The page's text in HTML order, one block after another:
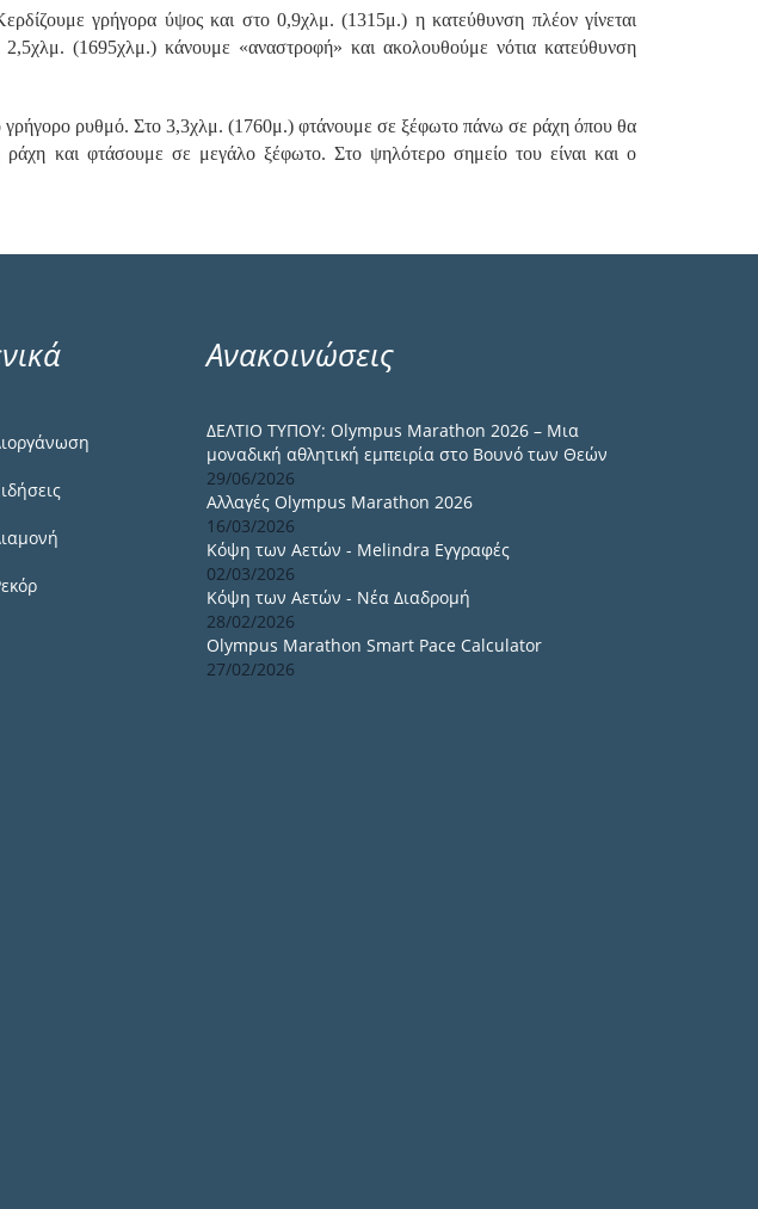
γρήγορα ύψος και στο 0,9χλμ. (1315μ.) η κατεύθυνση πλέον γίνεται
(1695χλμ.) κάνουμε «αναστροφή» και ακολουθούμε νότια κατεύθυνση
γρήγορο ρυθμό. Στο 3,3χλμ. (1760μ.) φτάνουμε σε ξέφωτο πάνω σε ράχη όπου θα
και φτάσουμε σε μεγάλο ξέφωτο. Στο ψηλότερο σημείο του είναι και ο
Ανακοινώσεις
ΔΕΛΤΙΟ ΤΥΠΟΥ: Olympus Marathon 2026 – Μια
μοναδική αθλητική εμπειρία στο Βουνό των Θεών
29/06/2026
Αλλαγές Olympus Marathon 2026
16/03/2026
Κόψη των Αετών - Melindra Εγγραφές
02/03/2026
Κόψη των Αετών - Νέα Διαδρομή
28/02/2026
Olympus Marathon Smart Pace Calculator
27/02/2026